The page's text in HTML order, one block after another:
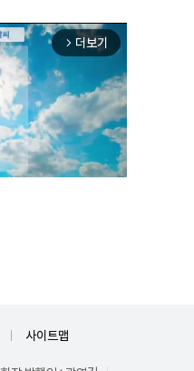
arrow_forward_ios 더보기
사이트맵